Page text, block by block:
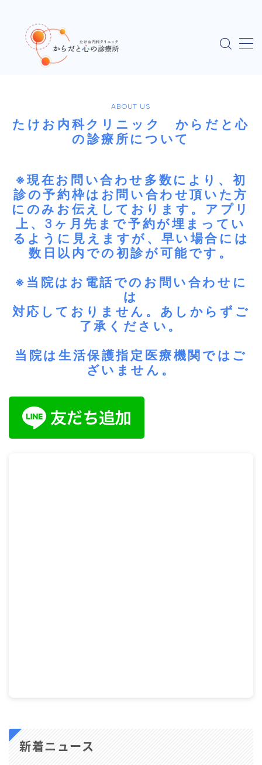
MENU
ごあいさつ ～私の医者人生と開業にかける思い
当院について
オンライン診療について
オンライン診療について（詳細版）
セカンドオピニオン（自費診療）
お問い合わせ
ABOUT US
たけお内科クリニック からだと心
の診療所について
※現在お問い合わせ多数により、初
診の予約枠はお問い合わせ頂いた方
にのみお伝えしております。アプリ
上、3ヶ月先まで予約が埋まってい
るように見えますが、早い場合には
数日以内での初診が可能です。
※当院はお電話でのお問い合わせに
は
対応しておりません。あしからずご
了承ください。
当院は生活保護指定医療機関ではご
ざいません。
新着ニュース